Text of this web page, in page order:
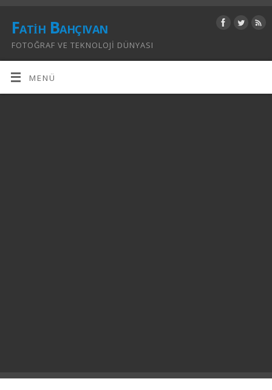
Fatih Bahçıvan
FOTOĞRAF VE TEKNOLOJI DÜNYASI
MENÜ